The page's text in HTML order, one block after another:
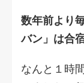
数年前より
バン」は合
なんと１時